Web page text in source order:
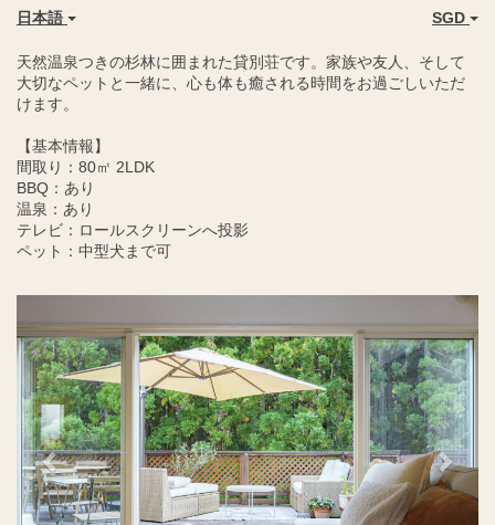
日本語 SGD
天然温泉つきの杉林に囲まれた貸別荘です。家族や友人、そして
大切なペットと一緒に、心も体も癒される時間をお過ごしいただ
けます。
【基本情報】
間取り：80㎡ 2LDK
BBQ：あり
温泉：あり
テレビ：ロールスクリーンへ投影
ペット：中型犬まで可
Next